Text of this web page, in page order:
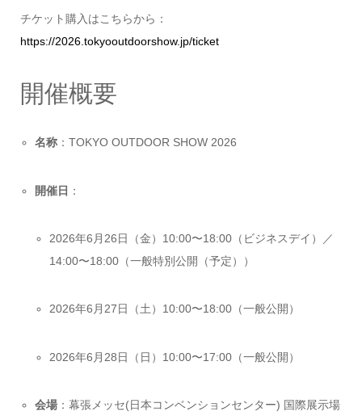
チケット購入はこちらから：
https://2026.tokyooutdoorshow.jp/ticket
開催概要
名称 ：TOKYO OUTDOOR SHOW 2026
開催日 ：
2026年6月26日（金）10:00〜18:00（ビジネスデイ）／
14:00〜18:00（一般特別公開（予定））
2026年6月27日（土）10:00〜18:00（一般公開）
2026年6月28日（日）10:00〜17:00（一般公開）
会場 ：幕張メッセ(日本コンベンションセンター) 国際展示場